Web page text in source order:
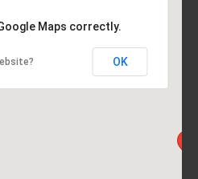
Maps correctly.
OK